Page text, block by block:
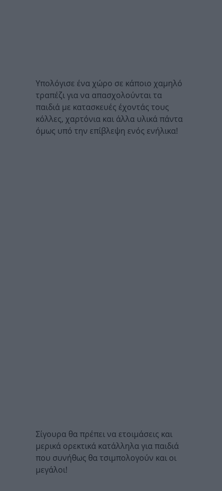
Υπολόγισε ένα χώρο σε κάποιο χαμηλό
τραπέζι για να απασχολούνται τα
παιδιά με κατασκευές έχοντάς τους
κόλλες, χαρτόνια και άλλα υλικά πάντα
όμως υπό την επίβλεψη ενός ενήλικα!
Σίγουρα θα πρέπει να ετοιμάσεις και
μερικά ορεκτικά κατάλληλα για παιδιά
που συνήθως θα τσιμπολογούν και οι
μεγάλοι!